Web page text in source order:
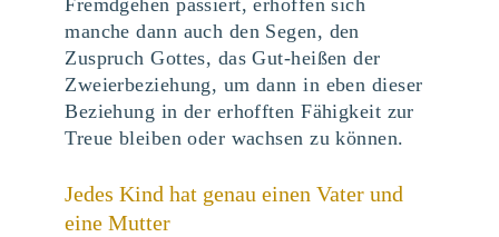
manche dann auch den Segen, den
Zuspruch Gottes, das Gut-heißen der
Zweierbeziehung, um dann in eben dieser
Beziehung in der erhofften Fähigkeit zur
Treue bleiben oder wachsen zu können.
Jedes Kind hat genau einen Vater und
eine Mutter